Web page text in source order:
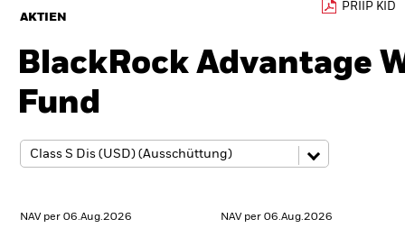
AKTIEN
PRIIP KID
BlackRock Advantage
Fund
NAV per 06.Aug.2026 NAV per 06.Aug.2026